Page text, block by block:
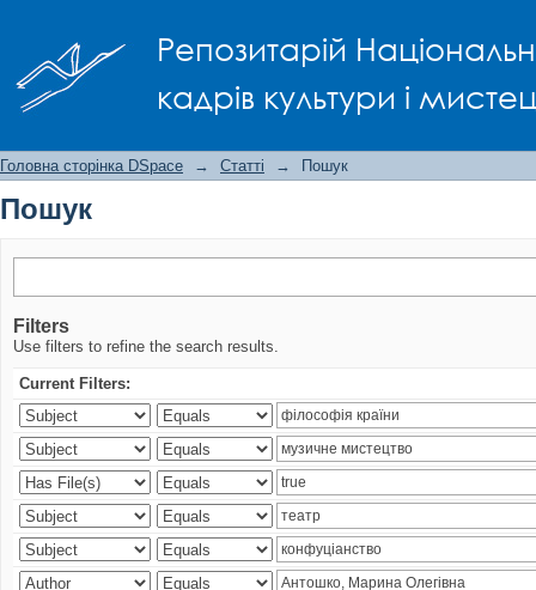
Репозитарій
кадрів культури і
Головна сторінка DSpace → Статті → Пошук
Пошук
Filters
Use filters to refine the search results.
Current Filters: